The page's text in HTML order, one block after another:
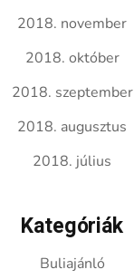
2018. november
2018. október
2018. szeptember
2018. augusztus
2018. július
Kategóriák
Buliajánló